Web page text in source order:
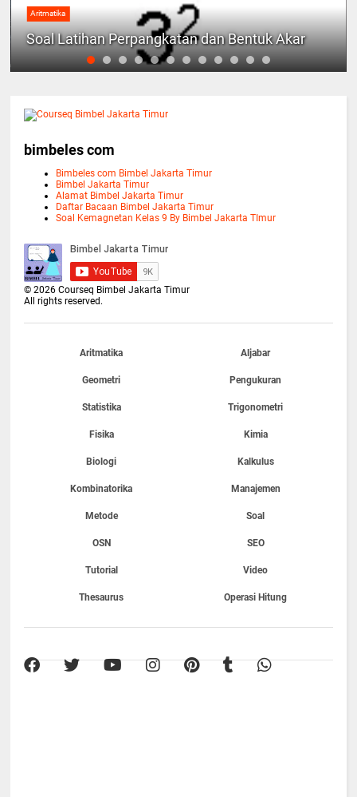
Aritmatika
Soal Latihan Perpangkatan dan Bentuk Akar
bimbeles com
Bimbeles com Bimbel Jakarta Timur
Bimbel Jakarta Timur
Alamat Bimbel Jakarta Timur
Daftar Bacaan Bimbel Jakarta Timur
Soal Kemagnetan Kelas 9 By Bimbel Jakarta TImur
©2026 Courseq Bimbel Jakarta Timur
All rights reserved.
Aritmatika Aljabar
Geometri Pengukuran
Statistika Trigonometri
Fisika Kimia
Biologi Kalkulus
Kombinatorika Manajemen
Metode Soal
OSN SEO
Tutorial Video
Thesaurus Operasi Hitung